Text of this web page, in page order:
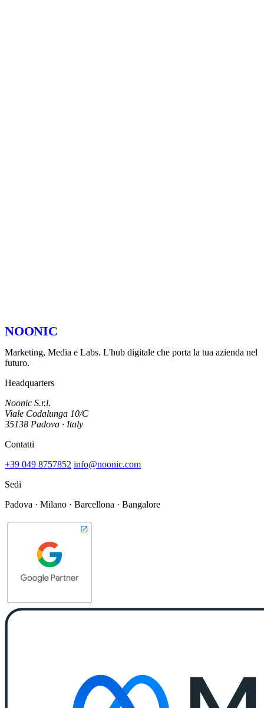
NOONIC
Marketing, Media e Labs. L'hub digitale che porta la tua azienda nel
futuro.
Headquarters
Noonic S.r.l.
Viale Codalunga 10/C
35138 Padova · Italy
Contatti
+39 049 8757852 info@noonic.com
Sedi
Padova · Milano · Barcellona · Bangalore